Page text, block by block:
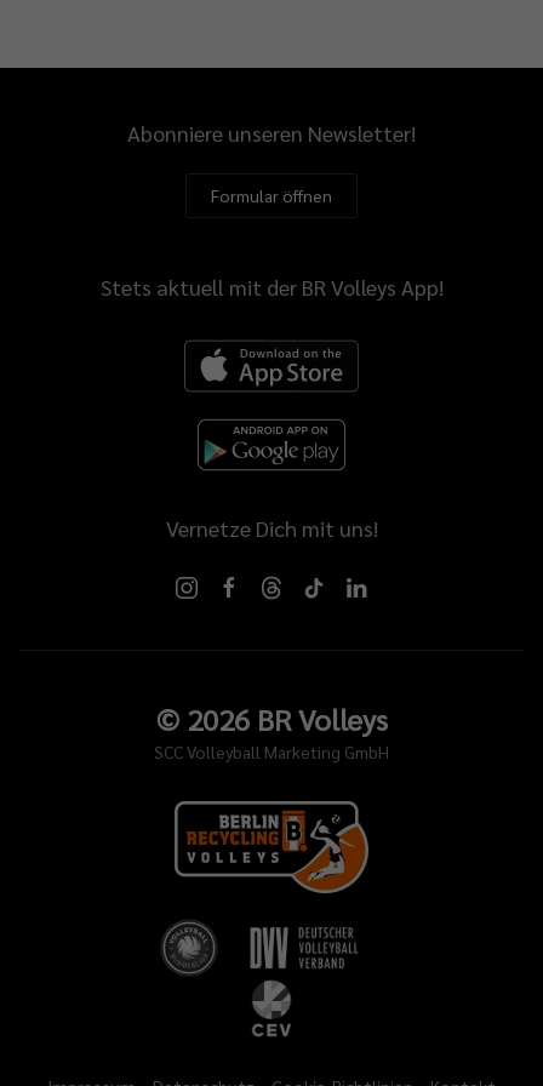
Abonniere unseren Newsletter!
Formular öffnen
Stets aktuell mit der BR Volleys App!
Vernetze Dich mit uns!
© 2026BR Volleys
SCC Volleyball Marketing GmbH